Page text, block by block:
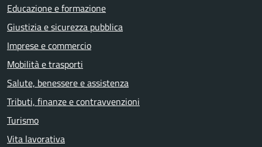
Educazione e formazione
Giustizia e sicurezza pubblica
Imprese e commercio
Mobilità e trasporti
Salute, benessere e assistenza
Tributi, finanze e contravvenzioni
Turismo
Vita lavorativa